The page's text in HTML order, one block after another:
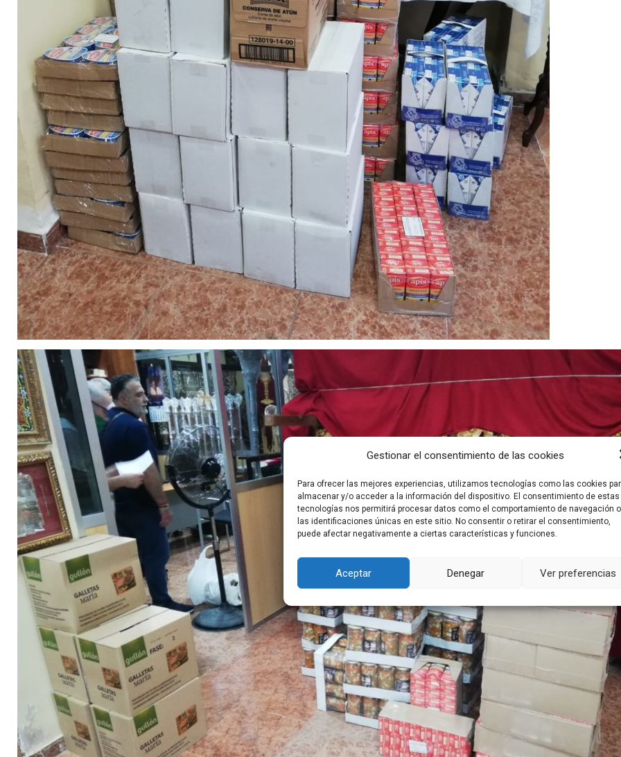
Gestionar el consentimiento de las cookies
Para ofrecer las mejores experiencias, utilizamos tecnologías como las cookies
almacenar y/o acceder a la información del dispositivo. El consentimiento de estas
tecnologías nos permitirá procesar datos como el comportamiento de navegación o
las identificaciones únicas en este sitio. No consentir o retirar el consentimiento,
puede afectar negativamente a ciertas características y funciones.
Aceptar Denegar Ver preferencias